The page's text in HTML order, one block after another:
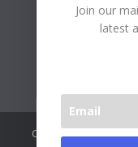
Copywrite© 2026
Join our
latest